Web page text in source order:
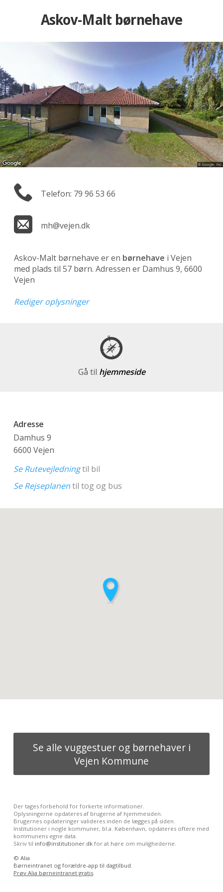
Askov-Malt børnehave
Telefon: 79 96 53 66
mh@vejen.dk
Askov-Malt børnehave er en børnehave i Vejen
med plads til 57 børn. Adressen er Damhus 9, 6600
Vejen
Rediger oplysninger
Gå til hjemmeside
Adresse
Damhus 9
6600 Vejen
Se Rutevejledningtil bil
Se Rejseplanentil tog og bus
Se alle vuggestuer og børnehaver i
Vejen Kommune
Der tages forbehold for forkerte informationer.
Oplysningerne opdateres af brugerne af hjemmesiden.
Brugernes opdateringer valideres inden de lægges på siden.
Institutioner i nogle kommuner, bl.a. København, opdateres oftere med
kommunens egne data.
Skriv til info@institutioner.dkfor at høre om mulighederne.
© Alia
Børneintranet og forældre-app til dagtilbud.
Prøv Alia børneintranet gratis.